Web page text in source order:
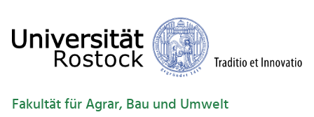
Fakultät für Agrar, Bau und Umwelt